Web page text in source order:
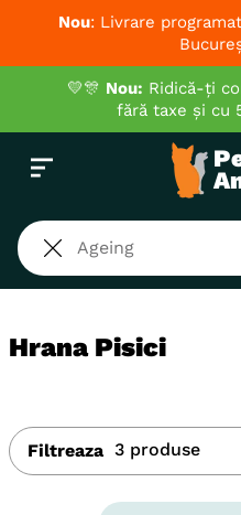
Nou: Livrare
💛🎊 Nou: Ridică-ți
fără taxe și cu
Caută
Hrana Pisici
Filtreaza 3 produse